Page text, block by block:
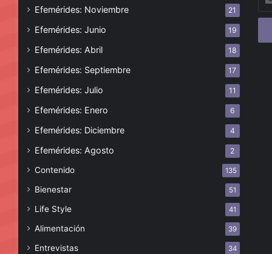
Efemérides: Noviembre 21
Efemérides: Junio 19
Efemérides: Abril 18
Efemérides: Septiembre 17
Efemérides: Julio 11
Efemérides: Enero 6
Efemérides: Diciembre 4
Efemérides: Agosto 2
Contenido 135
Bienestar 51
Life Style 41
Alimentación 39
Entrevistas 34
tu